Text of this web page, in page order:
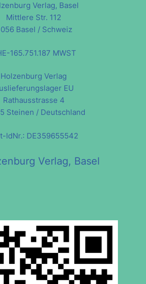
Verlag, Basel
Mittlere Str. 112
Basel / Schweiz
165.751.187 MWST
Holzenburg Verlag
EU
Rathausstrasse 4
Steinen / Deutschland
IdNr.: DE359655542
Verlag, Basel